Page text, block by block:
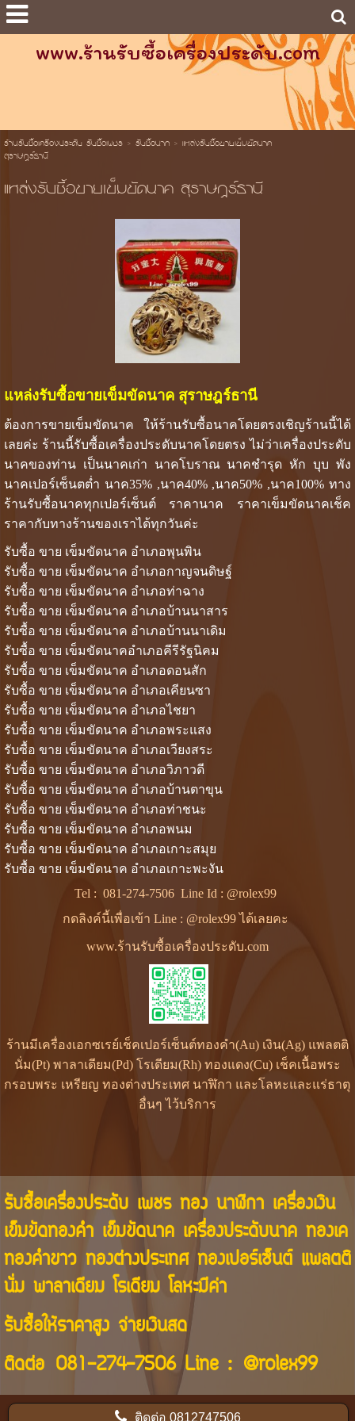
www.ร้านรับซื้อเครื่องประดับ.com
ร้านรับซื้อเครื่องประดับ รับซื้อเพชร> รับซื้อนาก> แหล่งรับซื้อขายเข็มขัดนาค
สุราษฎร์ธานี
แหล่งรับซื้อขายเข็มขัดนาค สุราษฎร์ธานี
แหล่งรับซื้อขายเข็มขัดนาค สุราษฎร์ธานี
ต้องการขายเข็มขัดนาค ให้ร้านรับซื้อนาคโดยตรงเชิญร้านนี้ได้
เลยค่ะ ร้านนี้รับซื้อเครื่องประดับนาคโดยตรง ไม่ว่าเครื่องประดับ
นาคของท่าน เป็นนาคเก่า นาคโบราณ นาคชำรุด หัก บุบ พัง
นาคเปอร์เซ็นตต่ำ นาค35% ,นาค40% ,นาค50% ,นาค100% ทาง
ร้านรับซื้อนาคทุกเปอร์เซ็นต์ ราคานาค ราคาเข็มขัดนาคเช็ค
ราคากับทางร้านของเราได้ทุกวันค่ะ
รับซื้อ ขาย เข็มขัดนาค อำเภอพุนพิน
รับซื้อ ขาย เข็มขัดนาค อำเภอกาญจนดิษฐ์
รับซื้อ ขาย เข็มขัดนาค อำเภอท่าฉาง
รับซื้อ ขาย เข็มขัดนาค อำเภอบ้านนาสาร
รับซื้อ ขาย เข็มขัดนาค อำเภอบ้านนาเดิม
รับซื้อ ขาย เข็มขัดนาคอำเภอคีรีรัฐนิคม
รับซื้อ ขาย เข็มขัดนาค อำเภอดอนสัก
รับซื้อ ขาย เข็มขัดนาค อำเภอเคียนซา
รับซื้อ ขาย เข็มขัดนาค อำเภอไชยา
รับซื้อ ขาย เข็มขัดนาค อำเภอพระแสง
รับซื้อ ขาย เข็มขัดนาค อำเภอเวียงสระ
รับซื้อ ขาย เข็มขัดนาค อำเภอวิภาวดี
รับซื้อ ขาย เข็มขัดนาค อำเภอบ้านตาขุน
รับซื้อ ขาย เข็มขัดนาค อำเภอท่าชนะ
รับซื้อ ขาย เข็มขัดนาค อำเภอพนม
รับซื้อ ขาย เข็มขัดนาค อำเภอเกาะสมุย
รับซื้อ ขาย เข็มขัดนาค อำเภอเกาะพะงัน
Tel :081-274-7506 Line Id : @rolex99
กดลิงค์นี้เพื่อเข้า Line : @rolex99 ได้เลยคะ
www.ร้านรับซื้อเครื่องประดับ.com
ร้านมีเครื่องเอกซเรย์เช็คเปอร์เซ็นต์ทองคำ(Au) เงิน(Ag) แพลตติ
นั่ม(Pt) พาลาเดียม(Pd) โรเดียม(Rh) ทองแดง(Cu) เช็คเนื้อพระ
กรอบพระ เหรียญ ทองต่างประเทศ นาฬิกา และโลหะและแร่ธาตุ
อื่นๆ ไว้บริการ
รับซื้อเครื่องประดับ เพชร ทอง นาฬิกา เครื่องเงิน
เข็มขัดทองคำ เข็มขัดนาค เครื่องประดับนาค ทองเค
ทองคำขาว ทองต่างประเทศ ทองเปอร์เซ็นต์ แพลตติ
นั่ม พาลาเดียม โรเดียม โลหะมีค่า
รับซื้อให้ราคาสูง จ่ายเงินสด
ติดต่อ 081-274-7506Line : @rolex99
ติดต่อ0812747506